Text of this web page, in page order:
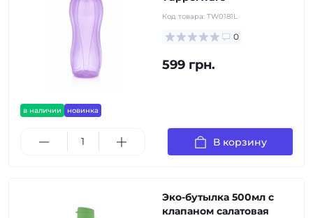
в наличии новинка
Код товара: TW0181L
0
599 грн.
В корзину
Эко-бутылка 500мл с
клапаном салатовая